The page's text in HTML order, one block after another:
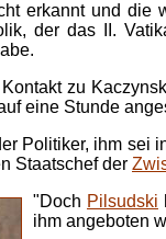
erkannt und die
der das II.
zu
eine Stunde
Politiker, ihm sei
Staatschef der
"Doch Pilsudski
ihm angeboten